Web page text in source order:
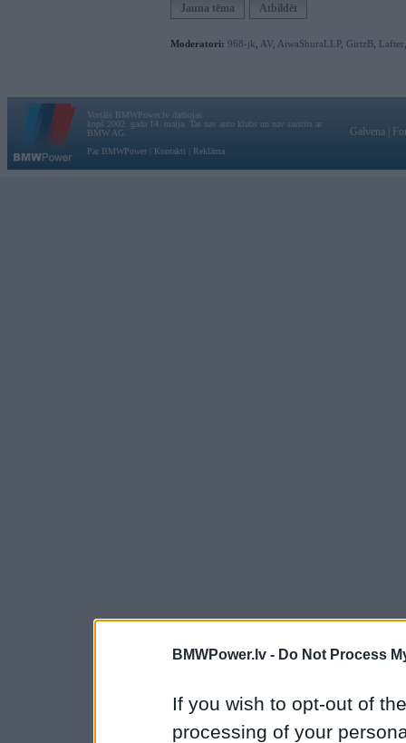
BMWPower.lv - Do Not Process
If you wish to opt-out of
processing of your
Jauna tēma Atbildēt
Moderatori: 968-jk AV AiwaShuraLLP, GirtzB Lafter
Vortāls BMWPower.lv darbojas
kopš 2002. gada 14. maija. Tas nav auto klubs un nav saistīts ar
BMW AG.
Par BMWPower
Kontakti Reklāma
Galvena